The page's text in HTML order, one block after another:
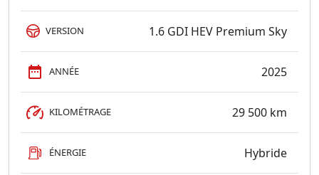
VERSION 1.6 GDI HEV Premium Sky
ANNÉE 2025
KILOMÉTRAGE 29 500 km
ÉNERGIE Hybride